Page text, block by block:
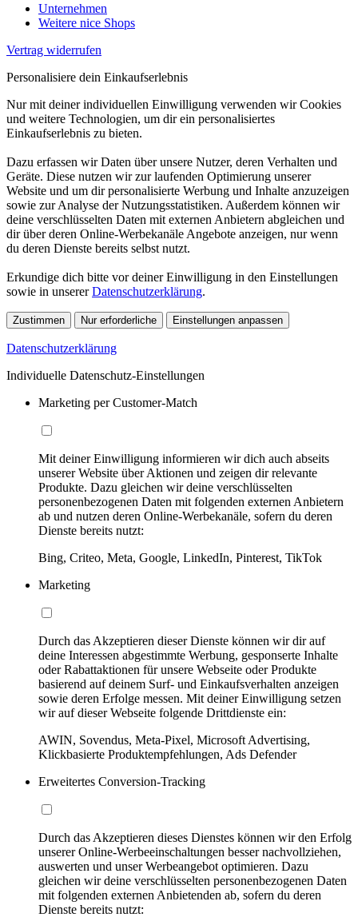
Unternehmen
Weitere nice Shops
Vertrag widerrufen
Personalisiere dein Einkaufserlebnis
Nur mit deiner individuellen Einwilligung verwenden wir Cookies
und weitere Technologien, um dir ein personalisiertes
Einkaufserlebnis zu bieten.
Dazu erfassen wir Daten über unsere Nutzer, deren Verhalten und
Geräte. Diese nutzen wir zur laufenden Optimierung unserer
Website und um dir personalisierte Werbung und Inhalte anzuzeigen
sowie zur Analyse der Nutzungsstatistiken. Außerdem können wir
deine verschlüsselten Daten mit externen Anbietern abgleichen und
dir über deren Online-Werbekanäle Angebote anzeigen, nur wenn
du deren Dienste bereits selbst nutzt.
Erkundige dich bitte vor deiner Einwilligung in den Einstellungen
sowie in unsererDatenschutzerklärung.
Zustimmen Nur erforderliche Einstellungen anpassen
Datenschutzerklärung
Individuelle Datenschutz-Einstellungen
Marketing per Customer-Match
Mit deiner Einwilligung informieren wir dich auch abseits
unserer Website über Aktionen und zeigen dir relevante
Produkte. Dazu gleichen wir deine verschlüsselten
personenbezogenen Daten mit folgenden externen Anbietern
ab und nutzen deren Online-Werbekanäle, sofern du deren
Dienste bereits nutzt:
Bing, Criteo, Meta, Google, LinkedIn, Pinterest, TikTok
Marketing
Durch das Akzeptieren dieser Dienste können wir dir auf
deine Interessen abgestimmte Werbung, gesponserte Inhalte
oder Rabattaktionen für unsere Webseite oder Produkte
basierend auf deinem Surf- und Einkaufsverhalten anzeigen
sowie deren Erfolge messen. Mit deiner Einwilligung setzen
wir auf dieser Webseite folgende Drittdienste ein:
AWIN, Sovendus, Meta-Pixel, Microsoft Advertising,
Klickbasierte Produktempfehlungen, Ads Defender
Erweitertes Conversion-Tracking
Durch das Akzeptieren dieses Dienstes können wir den Erfolg
unserer Online-Werbeeinschaltungen besser nachvollziehen,
auswerten und unser Werbeangebot optimieren. Dazu
gleichen wir deine verschlüsselten personenbezogenen Daten
mit folgenden externen Anbietenden ab, sofern du deren
Dienste bereits nutzt: